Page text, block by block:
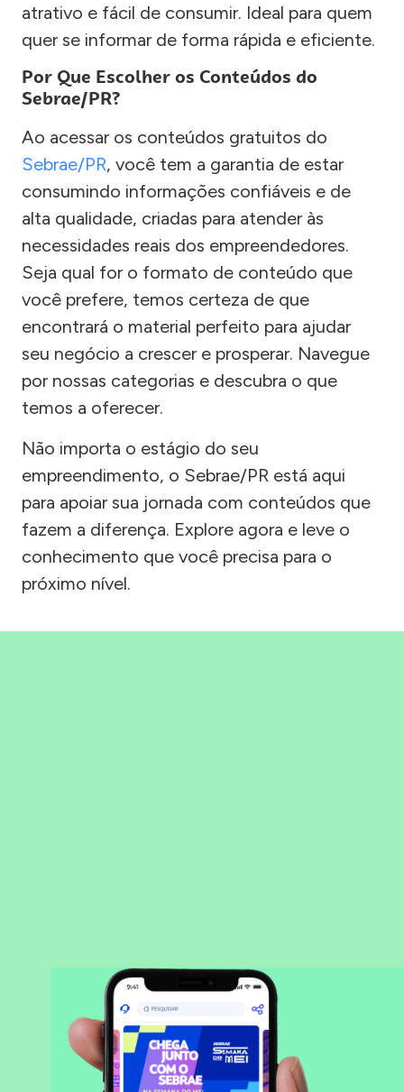
atrativo e fácil de consumir. Ideal para quem
quer se informar de forma rápida e eficiente.
Por Que Escolher os Conteúdos do
Sebrae/PR?
Ao acessar os conteúdos gratuitos do
Sebrae/PR, você tem a garantia de estar
consumindo informações confiáveis e de
alta qualidade, criadas para atender às
necessidades reais dos empreendedores.
Seja qual for o formato de conteúdo que
você prefere, temos certeza de que
encontrará o material perfeito para ajudar
seu negócio a crescer e prosperar. Navegue
por nossas categorias e descubra o que
temos a oferecer.
Não importa o estágio do seu
empreendimento, o Sebrae/PR está aqui
para apoiar sua jornada com conteúdos que
fazem a diferença. Explore agora e leve o
conhecimento que você precisa para o
próximo nível.